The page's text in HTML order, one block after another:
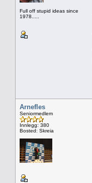
Full off stupid ideas since
1978.....
Arnefles
Seniormedlem
Innlegg: 380
Bosted: Skreia